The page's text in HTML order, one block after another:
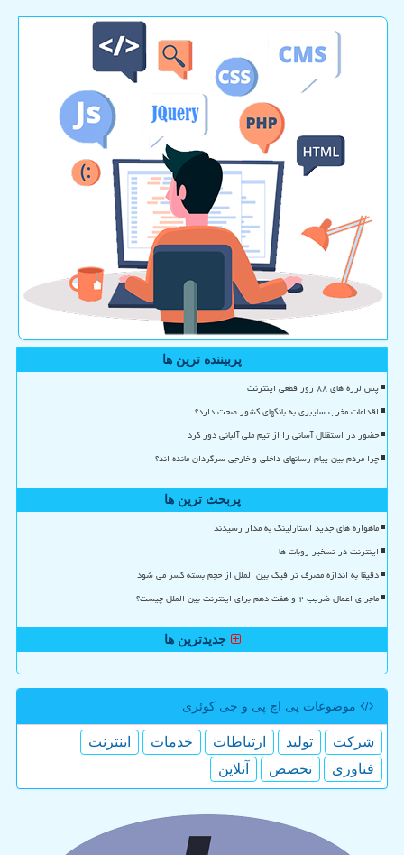
پربیننده ترین ها
پس لرزه های ۸۸ روز قطعی اینترنت
اقدامات مخرب سایبری به بانکهای کشور صحت دارد؟
حضور در استقلال آسانی را از تیم ملی آلبانی دور کرد
چرا مردم بین پیام رسانهای داخلی و خارجی سرگردان مانده اند؟
پربحث ترین ها
ماهواره های جدید استارلینک به مدار رسیدند
اینترنت در تسخیر روبات ها
دقیقا به اندازه مصرف ترافیک بین الملل از حجم بسته کسر می شود
ماجرای اعمال ضریب ۲ و هفت دهم برای اینترنت بین الملل چیست؟
جدیدترین ها
موضوعات پی اچ پی و جی كوئری
شركت تولید ارتباطات خدمات
اینترنت
فناوری
تخصص آنلاین